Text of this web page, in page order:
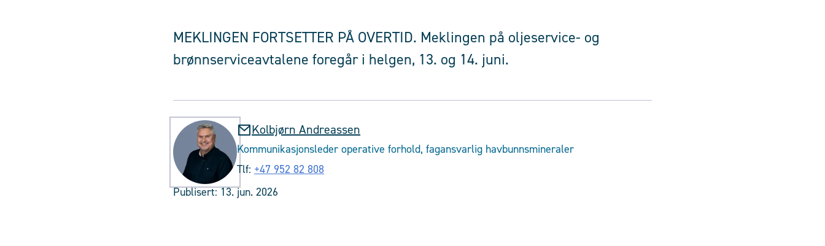
MEKLINGEN FORTSETTER PÅ OVERTID. Meklingen på oljeservice- og
brønnserviceavtalene foregår i helgen, 13. og 14. juni.
Kolbjørn Andreassen
Kommunikasjonsleder operative forhold, fagansvarlig havbunnsmineraler
Tlf: +47 952 82 808
Publisert:13. jun. 2026